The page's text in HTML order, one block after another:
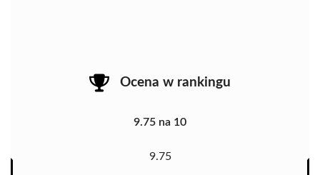
Ocena w rankingu
9.75 na 10
9.75